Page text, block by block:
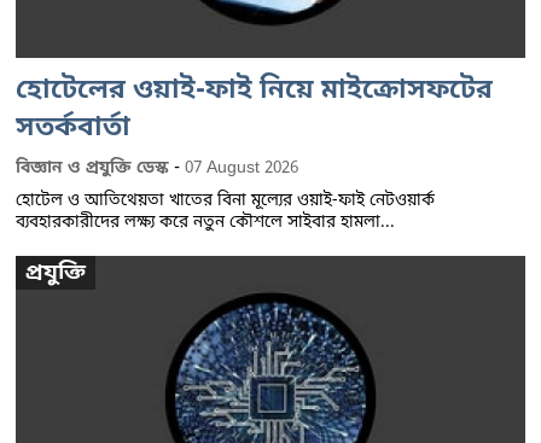
হোটেলের ওয়াই-ফাই নিয়ে মাইক্রোসফটের
সতর্কবার্তা
বিজ্ঞান ও প্রযুক্তি ডেস্ক - 07 August 2026
হোটেল ও আতিথেয়তা খাতের বিনা মূল্যের ওয়াই-ফাই নেটওয়ার্ক
ব্যবহারকারীদের লক্ষ্য করে নতুন কৌশলে সাইবার হামলা...
প্রযুক্তি